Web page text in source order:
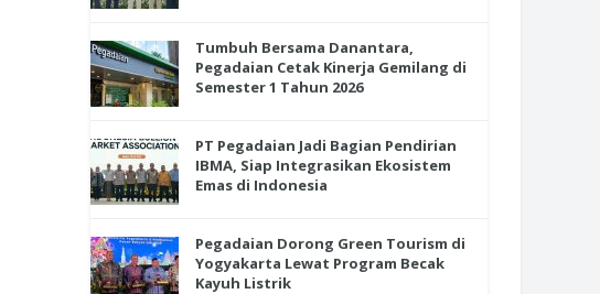
Tumbuh Bersama Danantara,
Pegadaian Cetak Kinerja Gemilang di
Semester 1 Tahun 2026
PT Pegadaian Jadi Bagian Pendirian
IBMA, Siap Integrasikan Ekosistem
Emas di Indonesia
Pegadaian Dorong Green Tourism di
Yogyakarta Lewat Program Becak
Kayuh Listrik